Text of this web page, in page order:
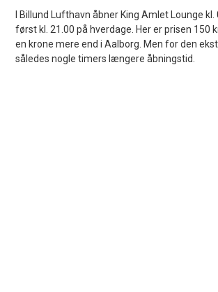
I Billund Lufthavn åbner King Amlet Lounge
først kl. 21.00 på hverdage. Her er prisen 150
en krone mere end i Aalborg. Men for den
således nogle timers længere åbningstid.